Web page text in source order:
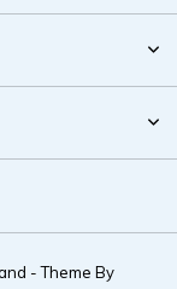
- Theme By